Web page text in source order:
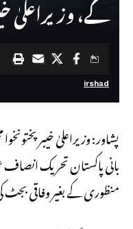
گے، وزیراعلیٰ
irshad
پشاور: وزیراعلیٰ
بانی پاکستان تحریک
منظوری کے بغیر وفاقی